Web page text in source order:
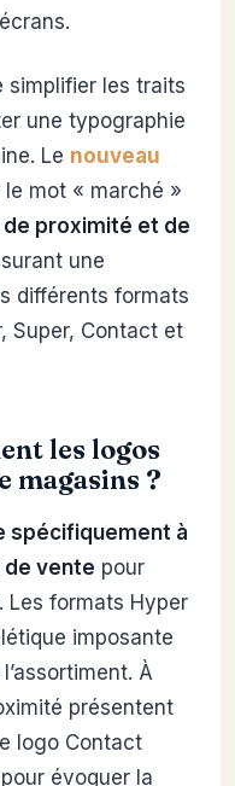
simplifier les traits
une typographie
Le nouveau
le mot « marché »
proximité et de
une
différents formats
Super, Contact et
les logos
magasins ?
spécifiquement à
vente pour
Les formats Hyper
imposante
À
présentent
logo Contact
évoquer la